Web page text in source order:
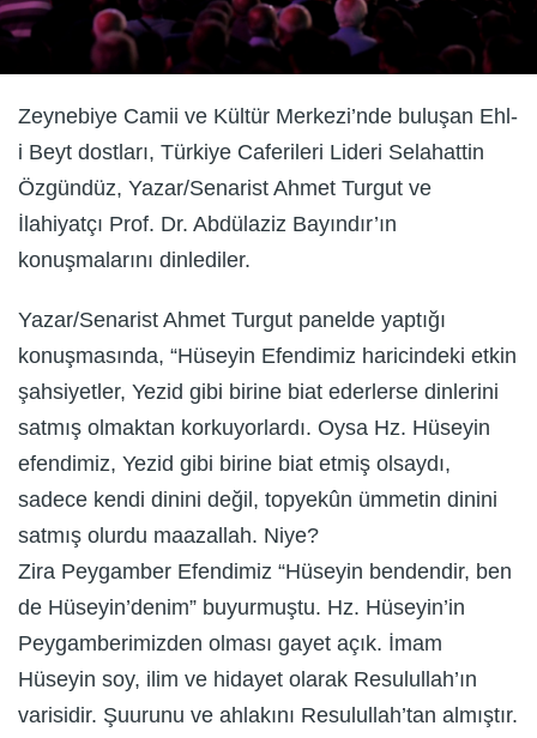
Zeynebiye Camii ve Kültür Merkezi’nde buluşan Ehl-
i Beyt dostları, Türkiye Caferileri Lideri Selahattin
Özgündüz, Yazar/Senarist Ahmet Turgut ve
İlahiyatçı Prof. Dr. Abdülaziz Bayındır’ın
konuşmalarını dinlediler.
Yazar/Senarist Ahmet Turgut panelde yaptığı
konuşmasında, “Hüseyin Efendimiz haricindeki etkin
şahsiyetler, Yezid gibi birine biat ederlerse dinlerini
satmış olmaktan korkuyorlardı. Oysa Hz. Hüseyin
efendimiz, Yezid gibi birine biat etmiş olsaydı,
sadece kendi dinini değil, topyekûn ümmetin dinini
satmış olurdu maazallah. Niye?
Zira Peygamber Efendimiz “Hüseyin bendendir, ben
de Hüseyin’denim” buyurmuştu. Hz. Hüseyin’in
Peygamberimizden olması gayet açık. İmam
Hüseyin soy, ilim ve hidayet olarak Resulullah’ın
varisidir. Şuurunu ve ahlakını Resulullah’tan almıştır.